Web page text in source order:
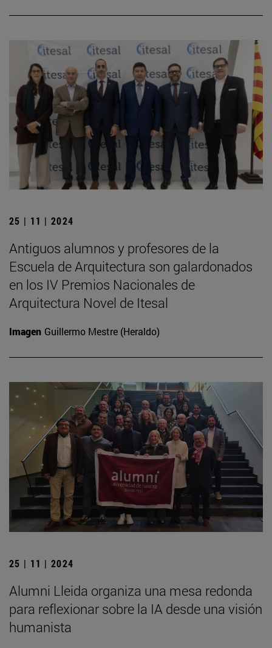
25 | 11 | 2024
Antiguos alumnos y profesores de la
Escuela de Arquitectura son galardonados
en los IV Premios Nacionales de
Arquitectura Novel de Itesal
Imagen Guillermo Mestre (Heraldo)
25 | 11 | 2024
Alumni Lleida organiza una mesa redonda
para reflexionar sobre la IA desde una visión
humanista